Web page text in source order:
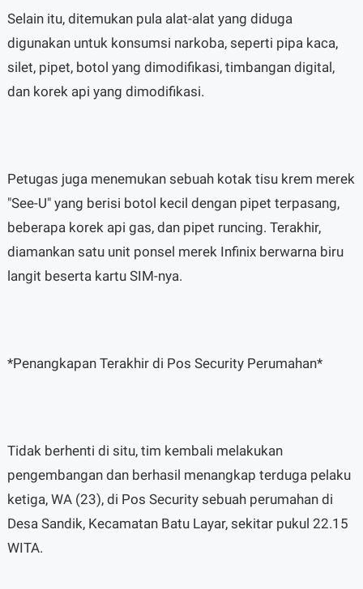
Selain itu, ditemukan pula alat-alat yang diduga
digunakan untuk konsumsi narkoba, seperti pipa kaca,
silet, pipet, botol yang dimodifikasi, timbangan digital,
dan korek api yang dimodifikasi.
Petugas juga menemukan sebuah kotak tisu krem merek
"See-U" yang berisi botol kecil dengan pipet terpasang,
beberapa korek api gas, dan pipet runcing. Terakhir,
diamankan satu unit ponsel merek Infinix berwarna biru
langit beserta kartu SIM-nya.
*Penangkapan Terakhir di Pos Security Perumahan*
Tidak berhenti di situ, tim kembali melakukan
pengembangan dan berhasil menangkap terduga pelaku
ketiga, WA (23), di Pos Security sebuah perumahan di
Desa Sandik, Kecamatan Batu Layar, sekitar pukul 22.15
WITA.